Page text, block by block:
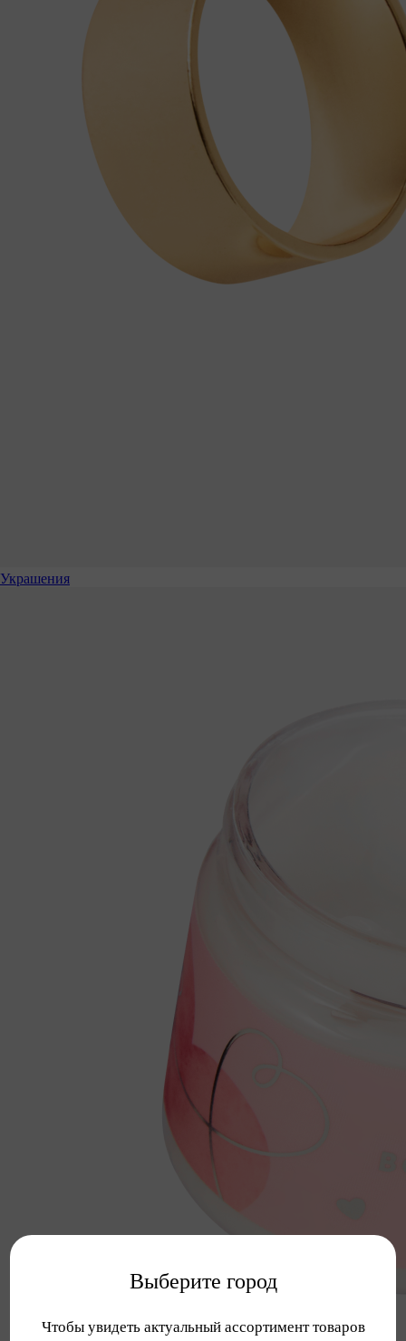
Украшения
Выберите город
Чтобы увидеть актуальный ассортимент товаров